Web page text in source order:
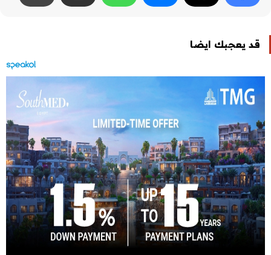
قد يعجبك ايضا